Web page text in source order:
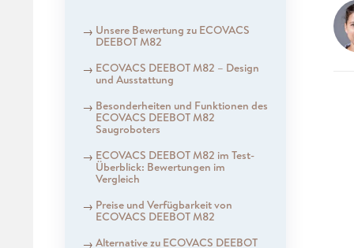
Unsere Bewertung zu ECOVACS
DEEBOT M82
ECOVACS DEEBOT M82 – Design
und Ausstattung
Besonderheiten und Funktionen des
ECOVACS DEEBOT M82
Saugroboters
ECOVACS DEEBOT M82 im Test-
Überblick: Bewertungen im
Vergleich
Preise und Verfügbarkeit von
ECOVACS DEEBOT M82
Alternative zu ECOVACS DEEBOT